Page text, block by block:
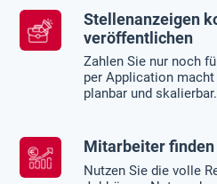
Stellenanzeigen
veröffentlichen
Zahlen Sie nur noch
per Application macht
planbar und skalierbar.
Mitarbeiter finden
Nutzen Sie die volle